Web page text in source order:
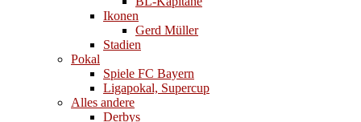
Ikonen
Gerd Müller
Stadien
Pokal
Spiele FC Bayern
Ligapokal, Supercup
Alles andere
Derbys